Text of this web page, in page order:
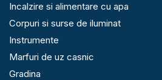
Incalzire si alimentare cu apa
Corpuri si surse de iluminat
Instrumente
Marfuri de uz casnic
Gradina